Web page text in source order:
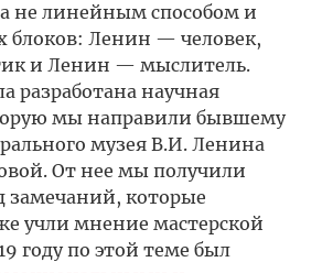
не линейным способом и
блоков: Ленин — человек,
и Ленин — мыслитель.
разработана научная
мы направили бывшему
музея В.И. Ленина
От нее мы получили
замечаний, которые
учли мнение мастерской
году по этой теме был